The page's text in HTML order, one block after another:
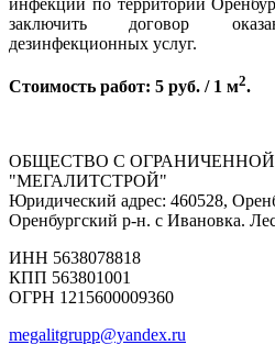
инфекции по территории
заключить договор
дезинфекционных услуг.
Стоимость работ: 5 руб. / 1 м2.
ОБЩЕСТВО С
"МЕГАЛИТСТРОЙ"
Юридический адрес: 460528,
Оренбургский р-н. с Ивановка.
ИНН 5638078818
КПП 563801001
ОГРН 1215600009360
megalitgrupp@yandex.ru